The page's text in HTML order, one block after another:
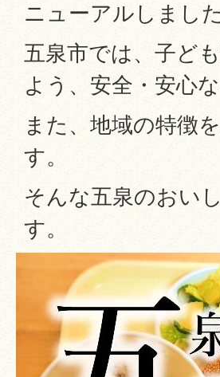
ニューアルしました
五泉市では、子ど
よう、安全・安心
また、地域の特徴
す。
そんな五泉のおい
す。